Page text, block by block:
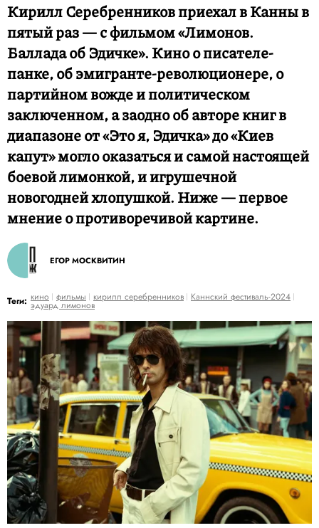
Кирилл Серебренников приехал в Канны в
пятый раз — с фильмом «Лимонов.
Баллада об Эдичке». Кино о писателе-
панке, об эмигранте-революционере, о
партийном вожде и политическом
заключенном, а заодно об авторе книг в
диапазоне от «Это я, Эдичка» до «Киев
капут» могло оказаться и самой настоящей
боевой лимонкой, и игрушечной
новогодней хлопушкой. Ниже — первое
мнение о противоречивой картине.
ЕГОР МОСКВИТИН
Теги: кино фильмы кирилл серебренников Каннский фестиваль-2024
эдуард лимонов